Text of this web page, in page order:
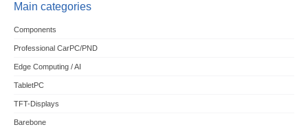
Main categories
Components
Professional CarPC/PND
Edge Computing / AI
TabletPC
TFT-Displays
Barebone